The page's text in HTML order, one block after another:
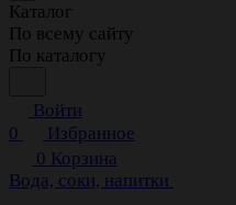
Каталог
По всему сайту
По каталогу
Войти
0
Избранное
0 Корзина
Вода, соки, напитки